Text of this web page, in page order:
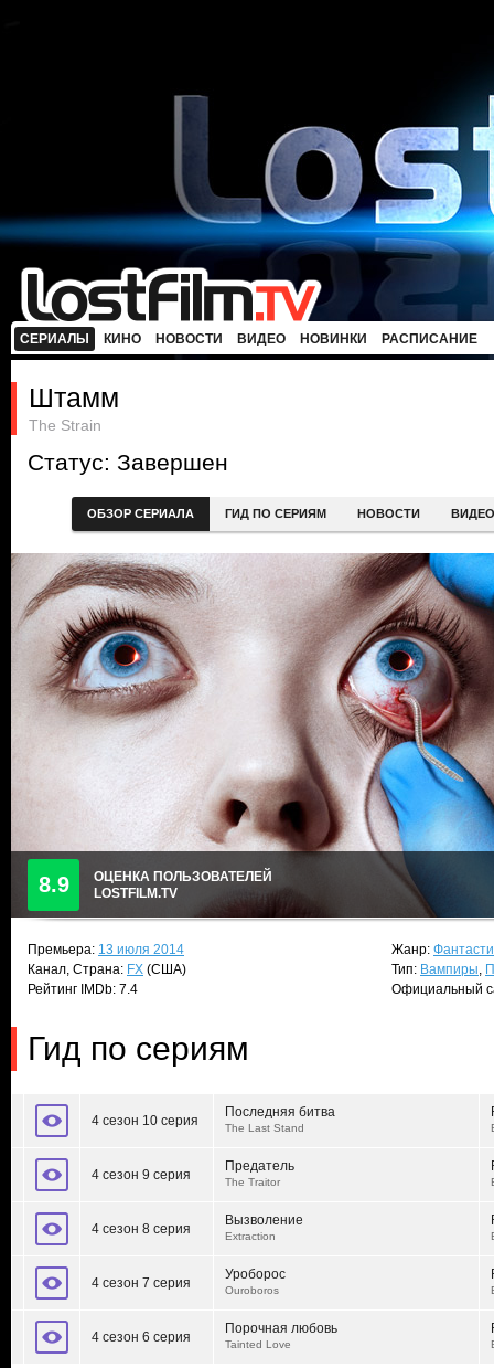
СЕРИАЛЫ КИНО НОВОСТИ ВИДЕО НОВИНКИ РАСПИСАНИЕ
Штамм
The Strain
Статус: Завершен
ОБЗОР СЕРИАЛА ГИД ПО СЕРИЯМ НОВОСТИ ВИДЕО
8.9
ОЦЕНКА ПОЛЬЗОВАТЕЛЕЙ
LOSTFILM.TV
Премьера: 13 июля 2014
Канал, Страна: FX (США)
Рейтинг IMDb: 7.4
Жанр:
Тип: Вампиры,
Официальный
Гид по сериям
4 сезон 10 серия
Последняя битва
The Last Stand
4 сезон 9 серия
Предатель
The Traitor
4 сезон 8 серия
Вызволение
Extraction
4 сезон 7 серия
Уроборос
Ouroboros
4 сезон 6 серия
Порочная любовь
Tainted Love